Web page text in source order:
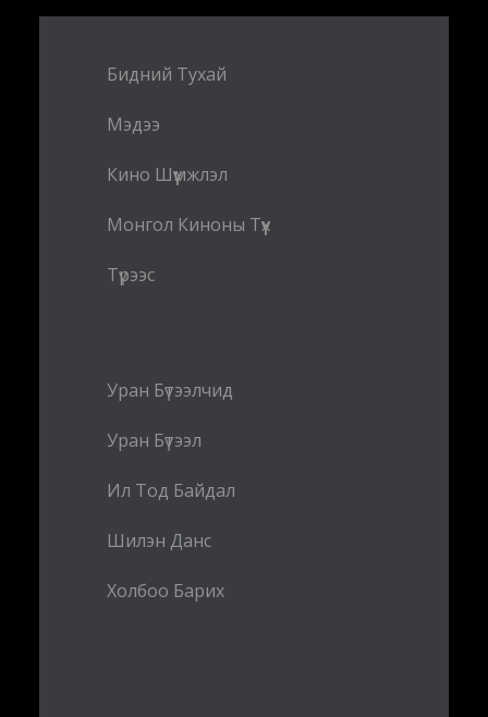
Бидний Тухай
Мэдээ
Кино Шүүмжлэл
Монгол Киноны Түүх
Түрээс
Уран Бүтээлчид
Уран Бүтээл
Ил Тод Байдал
Шилэн Данс
Холбоо Барих